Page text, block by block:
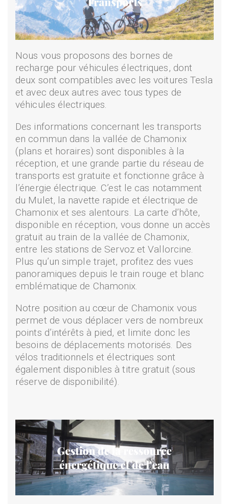
Nous vous proposons des bornes de
recharge pour véhicules électriques, dont
deux sont compatibles avec les voitures Tesla
et avec deux autres avec tous types de
véhicules électriques.
Des informations concernant les transports
en commun dans la vallée de Chamonix
(plans et horaires) sont disponibles à la
réception, et une grande partie du réseau de
transports est gratuite et fonctionne grâce à
l’énergie électrique. C’est le cas notamment
du Mulet, la navette rapide et électrique de
Chamonix et ses alentours. La carte d’hôte,
disponible en réception, vous donne un accès
gratuit au train de la vallée de Chamonix,
entre les stations de Servoz et Vallorcine.
Plus qu’un simple trajet, profitez des vues
panoramiques depuis le train rouge et blanc
emblématique de Chamonix.
Notre position au cœur de Chamonix vous
permet de vous déplacer vers de nombreux
points d’intérêts à pied, et limite donc les
besoins de déplacements motorisés. Des
vélos traditionnels et électriques sont
également disponibles à titre gratuit (sous
réserve de disponibilité).